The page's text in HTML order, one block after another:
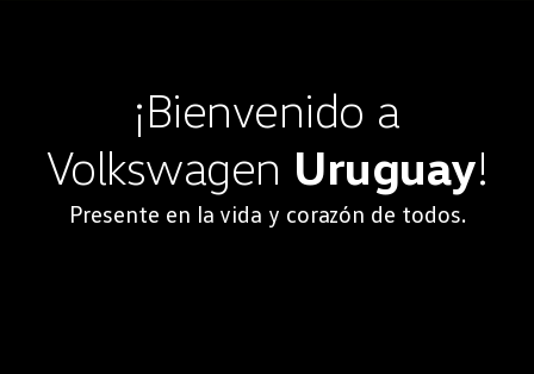
¡Bienvenido a
Volkswagen Uruguay!
Presente en la vida y corazón de todos.